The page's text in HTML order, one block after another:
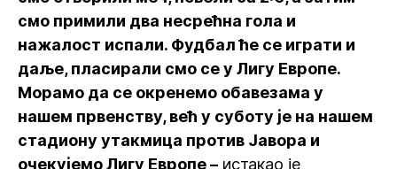
смо примили два несрећна гола и
нажалост испали. Фудбал ће се играти и
даље, пласирали смо се у Лигу Европе.
Морамо да се окренемо обавезама у
нашем првенству, већ у суботу је на нашем
стадиону утакмица против Јавора и
очекујемо Лигу Европе – истакао је